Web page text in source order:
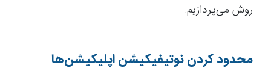
روش می‌پردازیم.
محدود کردن نوتیفیکیشن‌ اپلیکیشن‌ها